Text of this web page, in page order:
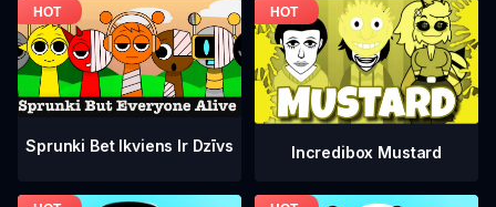
Sprunki Bet Ikviens Ir Dzīvs Incredibox Mustard